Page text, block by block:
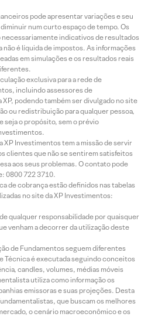
pode apresentar variações e seu
num curto espaço de tempo. Os
indicativos de resultados
é líquida de impostos. As informações
em simulações e os resultados reais
exclusiva para a rede de
incluindo assessores de
podendo também ser divulgado no site
ou redistribuição para qualquer pessoa,
seja o propósito, sem o prévio
XP Investimentos tem a missão de servir
clientes que não se sentirem satisfeitos
aos seus problemas. O contato pode
0800 722 3710.
de cobrança estão definidos nas tabelas
no site da XP Investimentos:
qualquer responsabilidade por quaisquer
venham a decorrer da utilização deste
de Fundamentos seguem diferentes
Técnica é executada seguindo conceitos
candles, volumes, médias móveis
utiliza como informação os
emissoras e suas projeções. Desta
que buscam os melhores
o cenário macroeconômico e os